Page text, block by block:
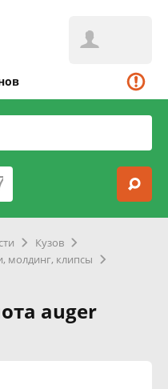
Кузов
молдинг, клипсы
auger